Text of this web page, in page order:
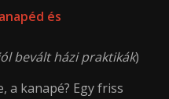
és
bevált házi praktikák)
a kanapé? Egy friss